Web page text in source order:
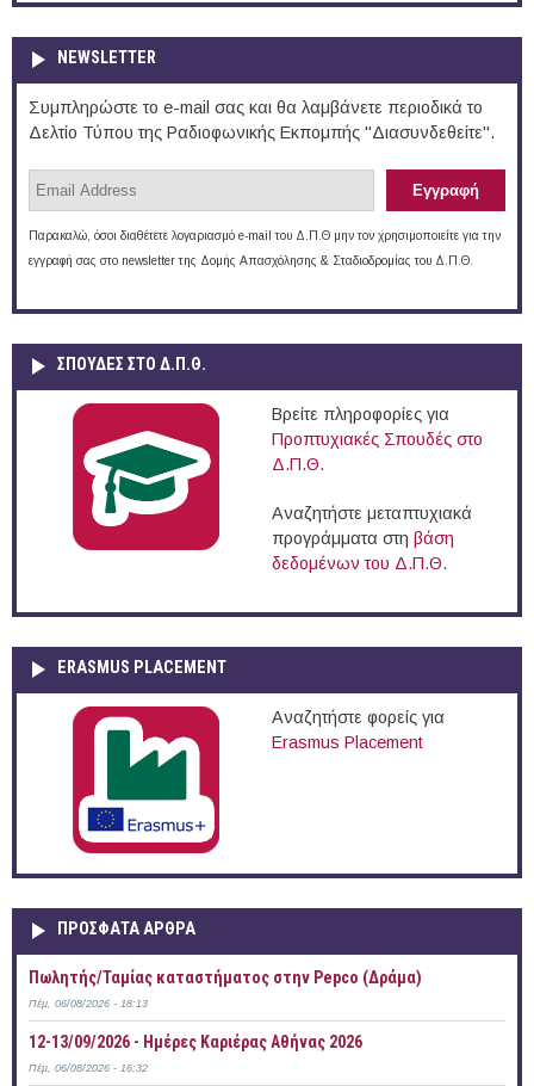
NEWSLETTER
Συμπληρώστε το e-mail σας και θα λαμβάνετε περιοδικά το
Δελτίο Τύπου της Ραδιοφωνικής Εκπομπής "Διασυνδεθείτε".
Παρακαλώ, όσοι διαθέτετε λογαριασμό e-mail του Δ.Π.Θ μην τον χρησιμοποιείτε για την
εγγραφή σας στο newsletter της Δομής Απασχόλησης & Σταδιοδρομίας του Δ.Π.Θ.
ΣΠΟΥΔΈΣ ΣΤΟ Δ.Π.Θ.
Βρείτε πληροφορίες για
Προπτυχιακές Σπουδές στο
Δ.Π.Θ.
Αναζητήστε μεταπτυχιακά
προγράμματα στη βάση
δεδομένων του Δ.Π.Θ.
ERASMUS PLACEMENT
Αναζητήστε φορείς για
Erasmus Placement
ΠΡOΣΦΑΤΑ AΡΘΡΑ
Πωλητής/Ταμίας καταστήματος στην Pepco (Δράμα)
Πέμ, 06/08/2026 - 18:13
12-13/09/2026 - Ημέρες Καριέρας Αθήνας 2026
Πέμ, 06/08/2026 - 16:32